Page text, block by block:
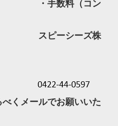
（コン
名 スピーシーズ株
べくメールでお願いいた